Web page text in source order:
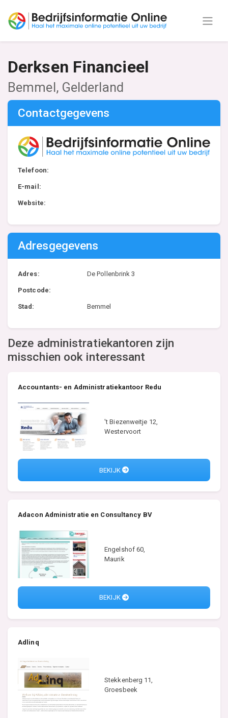
Derksen Financieel
Bemmel, Gelderland
Contactgegevens
Telefoon:
E-mail:
Website:
Adresgegevens
Adres: De Pollenbrink 3
Postcode:
Stad: Bemmel
Deze administratiekantoren zijn
misschien ook interessant
Accountants- en Administratiekantoor Redu
't Biezenweitje 12,
Westervoort
BEKIJK
Adacon Administratie en Consultancy BV
Engelshof 60,
Maurik
BEKIJK
Adlinq
Stekkenberg 11,
Groesbeek